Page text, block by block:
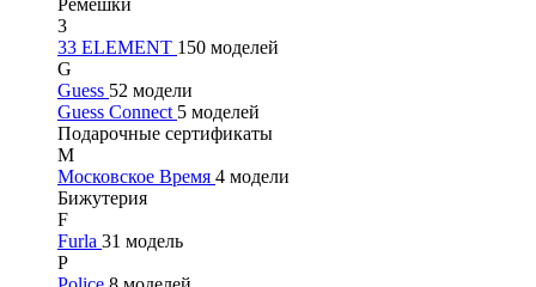
Ремешки
3
33 ELEMENT 150 моделей
G
Guess 52 модели
Guess Connect 5 моделей
Подарочные сертификаты
М
Московское Время 4 модели
Бижутерия
F
Furla 31 модель
P